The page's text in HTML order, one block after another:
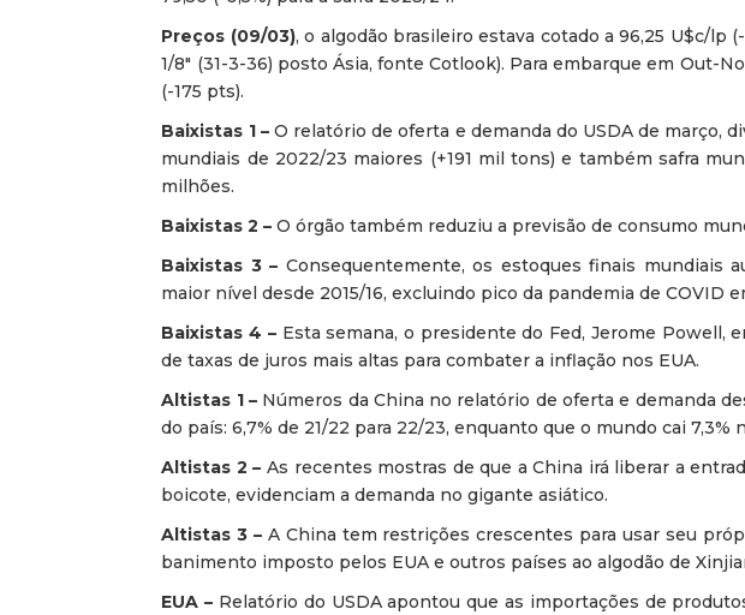
Preços (09/03), o algodão brasileiro estava cotado a 96,25 U$c/lp
1/8″ (31-3-36) posto Ásia, fonte Cotlook). Para embarque em Out-
(-175 pts).
Baixistas 1 –O relatório de oferta e demanda do USDA de março,
mundiais de 2022/23 maiores (+191 mil tons) e também safra
milhões.
Baixistas 2 – O órgão também reduziu a previsão de consumo
Baixistas 3 – Consequentemente, os estoques finais mundiais
maior nível desde 2015/16, excluindo pico da pandemia de COVID
Baixistas 4 –Esta semana, o presidente do Fed, Jerome Powell,
de taxas de juros mais altas para combater a inflação nos EUA.
Altistas 1 –Números da China no relatório de oferta e demanda
do país: 6,7% de 21/22 para 22/23, enquanto que o mundo cai 7,3%
Altistas 2 – As recentes mostras de que a China irá liberar a
boicote, evidenciam a demanda no gigante asiático.
Altistas 3 – A China tem restrições crescentes para usar seu
banimento imposto pelos EUA e outros países ao algodão de
EUA – Relatório do USDA apontou que as importações de